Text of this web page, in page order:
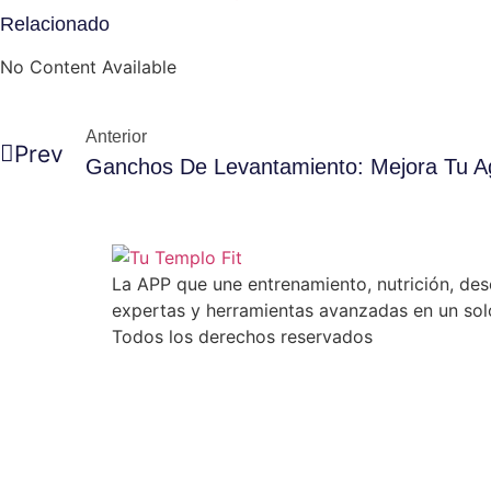
Relacionado
No Content Available
Prev
Anterior
Ganchos De Levantamiento: Mejora Tu
La APP que une entrenamiento, nutrición,
expertas y herramientas avanzadas en un
Todos los derechos reservados